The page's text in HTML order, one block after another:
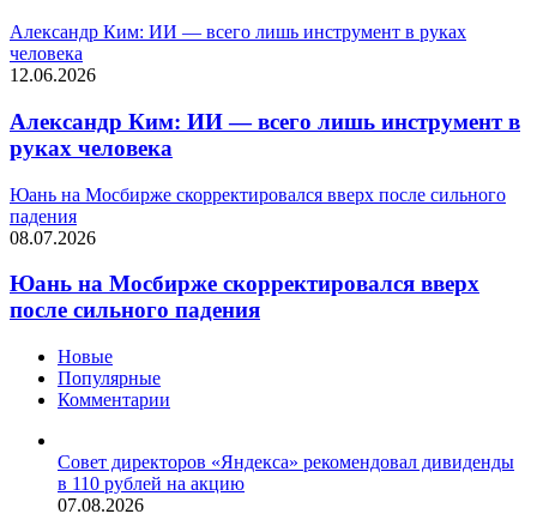
Александр Ким: ИИ — всего лишь инструмент в руках
человека
12.06.2026
Александр Ким: ИИ — всего лишь инструмент в
руках человека
Юань на Мосбирже скорректировался вверх после сильного
падения
08.07.2026
Юань на Мосбирже скорректировался вверх
после сильного падения
Новые
Популярные
Комментарии
Совет директоров «Яндекса» рекомендовал дивиденды
в 110 рублей на акцию
07.08.2026